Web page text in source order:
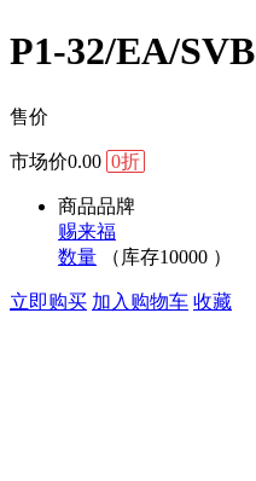
P1-32/EA/
售价
市场价0.00 0折
商品品牌
赐来福
数量 （库存10000 ）
立即购买 加入购物车 收藏